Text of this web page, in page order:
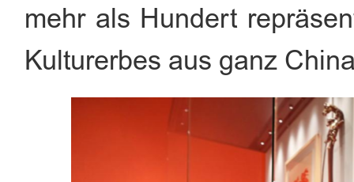
mehr als Hundert
Kulturerbes aus ganz